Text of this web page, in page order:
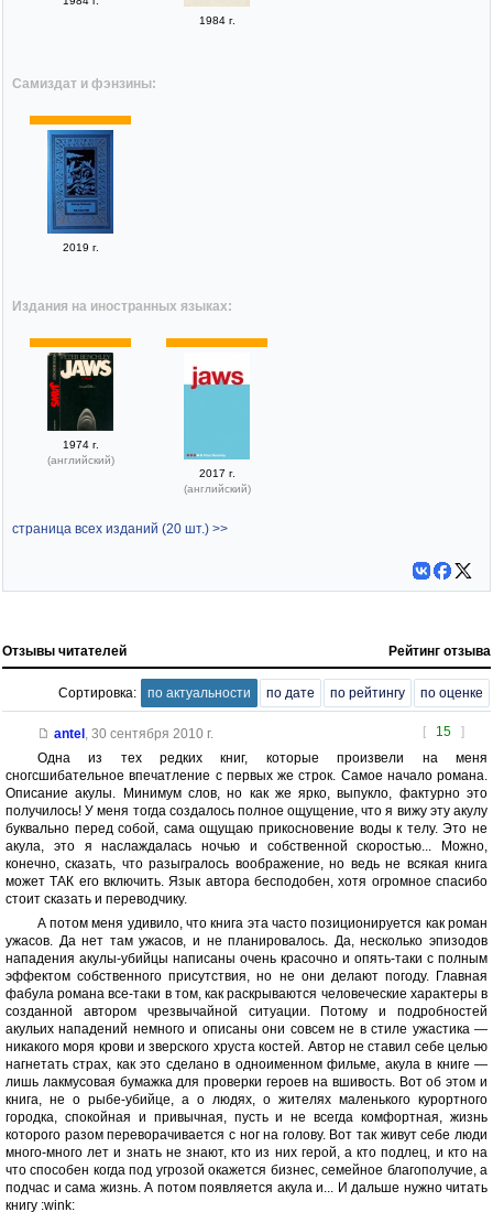
1984 г.
Самиздат и фэнзины:
2019 г.
Издания на иностранных языках:
1974 г.
(английский)
2017 г.
(английский)
страница всех изданий (20 шт.) >>
Отзывы читателей Рейтинг отзыва
Сортировка: по актуальности по дате по рейтингу по оценке
[ 15 ]
antel , 30 сентября 2010 г.
Одна из тех редких книг, которые произвели на меня
сногсшибательное впечатление с первых же строк. Самое начало романа.
Описание акулы. Минимум слов, но как же ярко, выпукло, фактурно это
получилось! У меня тогда создалось полное ощущение, что я вижу эту акулу
буквально перед собой, сама ощущаю прикосновение воды к телу. Это не
акула, это я наслаждалась ночью и собственной скоростью... Можно,
конечно, сказать, что разыгралось воображение, но ведь не всякая книга
может ТАК его включить. Язык автора бесподобен, хотя огромное спасибо
стоит сказать и переводчику.
А потом меня удивило, что книга эта часто позиционируется как роман
ужасов. Да нет там ужасов, и не планировалось. Да, несколько эпизодов
нападения акулы-убийцы написаны очень красочно и опять-таки с полным
эффектом собственного присутствия, но не они делают погоду. Главная
фабула романа все-таки в том, как раскрываются человеческие характеры в
созданной автором чрезвычайной ситуации. Потому и подробностей
акульих нападений немного и описаны они совсем не в стиле ужастика —
никакого моря крови и зверского хруста костей. Автор не ставил себе целью
нагнетать страх, как это сделано в одноименном фильме, акула в книге —
лишь лакмусовая бумажка для проверки героев на вшивость. Вот об этом и
книга, не о рыбе-убийце, а о людях, о жителях маленького курортного
городка, спокойная и привычная, пусть и не всегда комфортная, жизнь
которого разом переворачивается с ног на голову. Вот так живут себе люди
много-много лет и знать не знают, кто из них герой, а кто подлец, и кто на
что способен когда под угрозой окажется бизнес, семейное благополучие, а
подчас и сама жизнь. А потом появляется акула и... И дальше нужно читать
книгу :wink: